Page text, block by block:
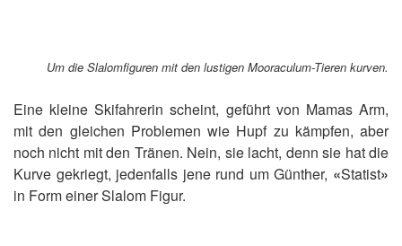
Um die Slalomfiguren mit den lustigen Mooraculum-Tieren kurven.
Eine kleine Skifahrerin scheint, geführt von Mamas Arm,
mit den gleichen Problemen wie Hupf zu kämpfen, aber
noch nicht mit den Tränen. Nein, sie lacht, denn sie hat die
Kurve gekriegt, jedenfalls jene rund um Günther, «Statist»
in Form einer Slalom Figur.